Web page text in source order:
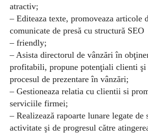
atractiv;
– Editeaza texte, promoveaza articole
comunicate de presă cu structură SEO
– friendly;
– Asista directorul de vânzări în
profitabili, propune potenţiali clienti şi
procesul de prezentare în vânzări;
– Gestioneaza relatia cu clientii si
serviciile firmei;
– Realizează rapoarte lunare legate de
activitate şi de progresul către